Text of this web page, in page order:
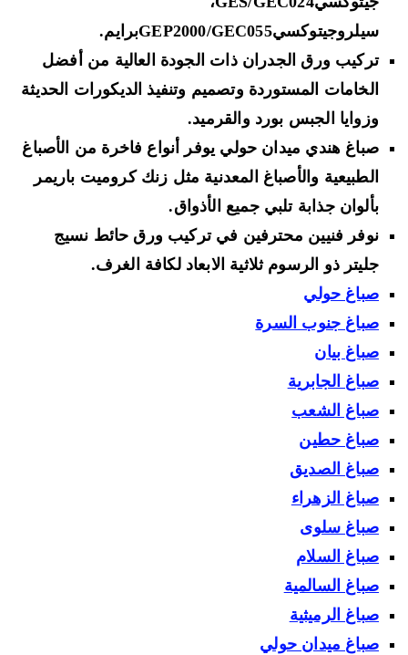
سيلروجيتوكسيGEP2000/GEC055برايم.
تركيب ورق الجدران ذات الجودةالعالية من أفضل
الخامات المستوردة وتصميم وتنفيذ الديكورات الحديثة
وزوايا الجبس بورد والقرميد.
صباغ هندي ميدان حولي يوفر أنواع فاخرةمن الأصباغ
الطبيعية والأصباغ المعدنيةمثلزنك كروميت باريمر
بألوان جذابة تلبي جميع الأذواق.
نوفر فنيين محترفين في تركيبورق حائط نسيج
جليترذو الرسوم ثلاثية الابعاد لكافة الغرف.
صباغ حولي
صباغ جنوب السرة
صباغ بيان
صباغ الجابرية
صباغ الشعب
صباغ حطين
صباغ الصديق
صباغ الزهراء
صباغ سلوى
صباغ السلام
صباغ السالمية
صباغ الرميثية
صباغ ميدان حولي